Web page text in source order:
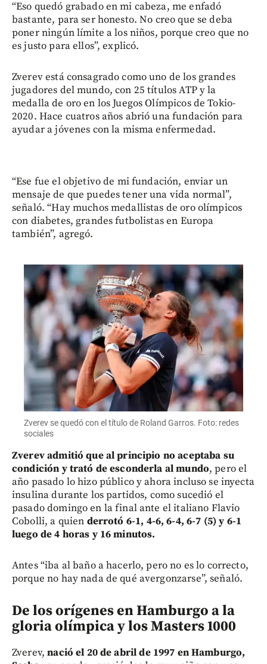
“Eso quedó grabado en mi cabeza, me enfadó
bastante, para ser honesto. No creo que se deba
poner ningún límite a los niños, porque creo que no
es justo para ellos”, explicó.
Zverev está consagrado como uno de los grandes
jugadores del mundo, con 25 títulos ATP y la
medalla de oro en los Juegos Olímpicos de Tokio-
2020. Hace cuatros años abrió una fundación para
ayudar a jóvenes con la misma enfermedad.
“Ese fue el objetivo de mi fundación, enviar un
mensaje de que puedes tener una vida normal”,
señaló. “Hay muchos medallistas de oro olímpicos
con diabetes, grandes futbolistas en Europa
también”, agregó.
Zverev se quedó con el título de Roland Garros. Foto: redes
sociales
Zverev admitió que al principio no aceptaba su
condición y trató de esconderla al mundo, pero el
año pasado lo hizo público y ahora incluso se inyecta
insulina durante los partidos, como sucedió el
pasado domingo en la final ante el italiano Flavio
Cobolli, a quien derrotó 6-1, 4-6, 6-4, 6-7 (5) y 6-1
luego de 4 horas y 16 minutos.
Antes “iba al baño a hacerlo, pero no es lo correcto,
porque no hay nada de qué avergonzarse”, señaló.
De los orígenes en Hamburgo a la
gloria olímpica y los Masters 1000
Zverev, nació el 20 de abril de 1997 en Hamburgo,